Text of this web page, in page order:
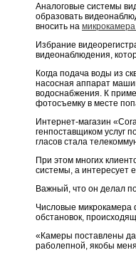
Аналоговые системы
образовать
вносить на
Избрание
видеонаблюдения,
Когда подача воды из
насосная аппарат
водоснабжения. К
фотосъемку в месте
Интернет-магазин
генпоставщиком услуг
гласов стала
При этом многих
системы, а интересует
Важный, что он делал
Числовые микрокамера
обстановок,
«Камеры поставлены
раболепной, якобы